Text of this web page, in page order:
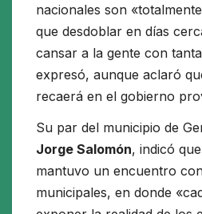
nacionales son
que desdoblar en días
cansar a la gente con
expresó, aunque aclaró
recaerá en el gobierno
Su par del municipio de
Jorge Salomón, indicó
mantuvo un encuentro
municipales, en donde